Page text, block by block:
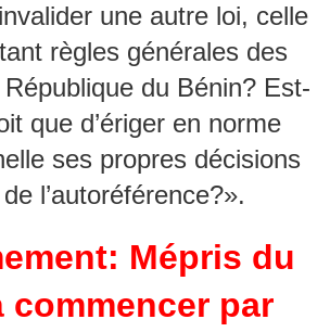
une autre loi, celle
règles générales des
du Bénin? Est-
que d’ériger en norme
ses propres décisions
l’autoréférence?».
Mépris du
commencer par